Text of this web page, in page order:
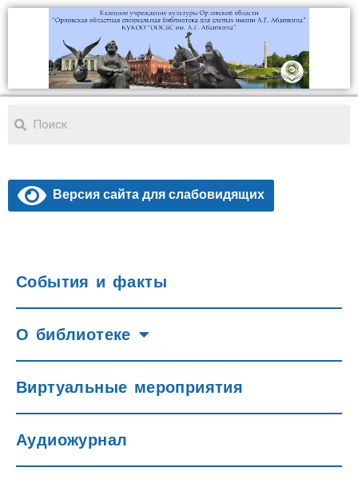
Версия сайта для слабовидящих
События и факты
О библиотеке
Виртуальные мероприятия
Аудиожурнал